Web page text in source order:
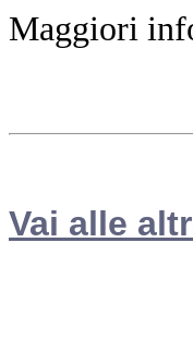
Maggiori
Vai alle